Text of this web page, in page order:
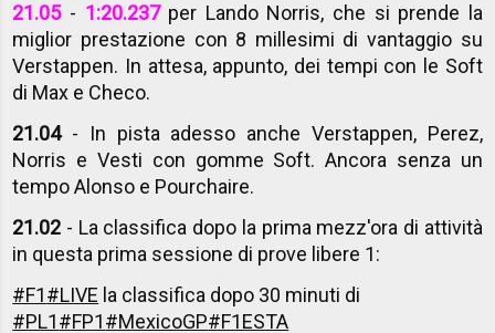
21.05 - 1:20.237per Lando Norris, che si prende la
miglior prestazione con 8 millesimi di vantaggio su
Verstappen. In attesa, appunto, dei tempi con le Soft
di Max e Checo.
21.04- In pista adesso anche Verstappen, Perez,
Norris e Vesti con gomme Soft. Ancora senza un
tempo Alonso e Pourchaire.
21.02 - La classifica dopo la prima mezz'ora di attività
in questa prima sessione di prove libere 1:
#F1#LIVE la classifica dopo 30 minuti di
#PL1#FP1#MexicoGP#F1ESTA